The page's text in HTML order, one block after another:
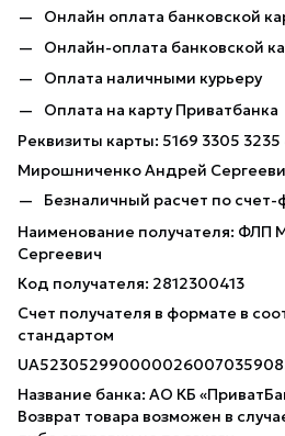
Онлайн оплата банковской
Онлайн-оплата банковской
Оплата наличными курьеру
Оплата на карту Приватбанка
Реквизиты карты: 5169 3305 3235
Мирошниченко Андрей
Безналичный расчет по счет-
Наименование получателя:
Сергеевич
Код получателя: 2812300413
Счет получателя в формате в
стандартом
Название банка: АО КБ
Возврат товара возможен в